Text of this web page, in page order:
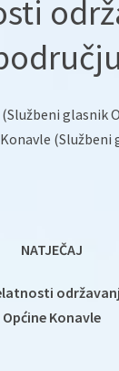
glasnik
(Službeni
NATJEČAJ
Općine Konavle